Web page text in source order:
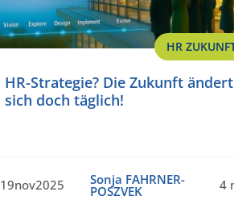
HR
HR-Strategie? Die Zukunft ändert
sich doch täglich!
19nov2025 Sonja FAHRNER-
POSZVEK 4